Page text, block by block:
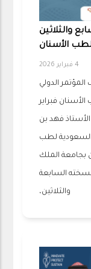
والثلاثين
الأسنان
4 فبراير 2026
الدولي
فبراير
الأستاذ فهد بن
السعودية لطب
بجامعة الملك
السابعة
والثلاثين،